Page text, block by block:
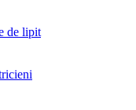
de lipit